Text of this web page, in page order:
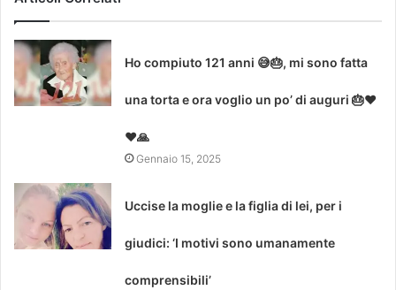
Ho compiuto 121 anni 😅🎂, mi sono fatta
una torta e ora voglio un po’ di auguri 🎂❤
❤🙏
Gennaio 15, 2025
Uccise la moglie e la figlia di lei, per i
giudici: ‘I motivi sono umanamente
comprensibili’